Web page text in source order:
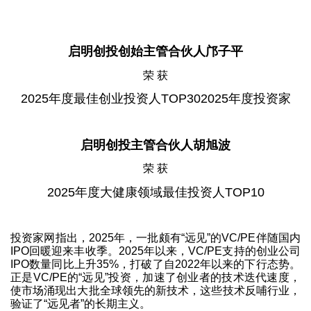
启明创投创始主管合伙人邝子平
荣 获
2025年度最佳创业投资人TOP302025年度投资家
启明创投主管合伙人胡旭波
荣 获
2025年度大健康领域最佳投资人TOP10
投资家网指出，2025年，一批颇有“远见”的VC/PE伴随国内
IPO回暖迎来丰收季。2025年以来，VC/PE支持的创业公司
IPO数量同比上升35%，打破了自2022年以来的下行态势。
正是VC/PE的“远见”投资，加速了创业者的技术迭代速度，
使市场涌现出大批全球领先的新技术，这些技术反哺行业，
验证了“远见者”的长期主义。